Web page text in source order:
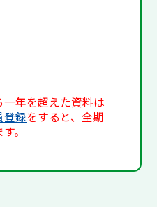
年を超えた資料は
登録をすると、全期
。